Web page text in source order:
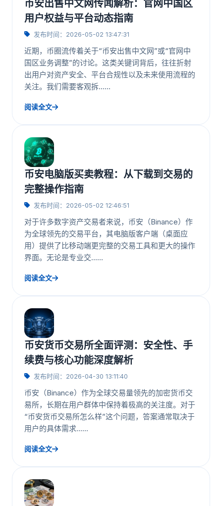
币安出售中文网传闻解析：官网中国区
用户权益与平台动态指南
发布时间：2026-05-02 13:47:31
近期，币圈流传着关于“币安出售中文网”或“官网中
国区业务调整”的讨论。这类关键词背后，往往折射
出用户对资产安全、平台合规性以及未来使用流程的
关注。我们需要客观拆……
阅读全文
币安电脑版买卖教程：从下载到交易的
完整操作指南
发布时间：2026-05-02 12:46:51
对于许多数字资产交易者来说，币安（Binance）作
为全球领先的交易平台，其电脑版客户端（桌面应
用）提供了比移动端更完整的交易工具和更大的操作
界面。无论是专业交……
阅读全文
币安货币交易所全面评测：安全性、手
续费与核心功能深度解析
发布时间：2026-04-30 13:11:40
币安（Binance）作为全球交易量领先的加密货币交
易所，长期在用户群体中保持着极高的关注度。对于
“币安货币交易所怎么样”这个问题，答案通常取决于
用户的具体需求……
阅读全文